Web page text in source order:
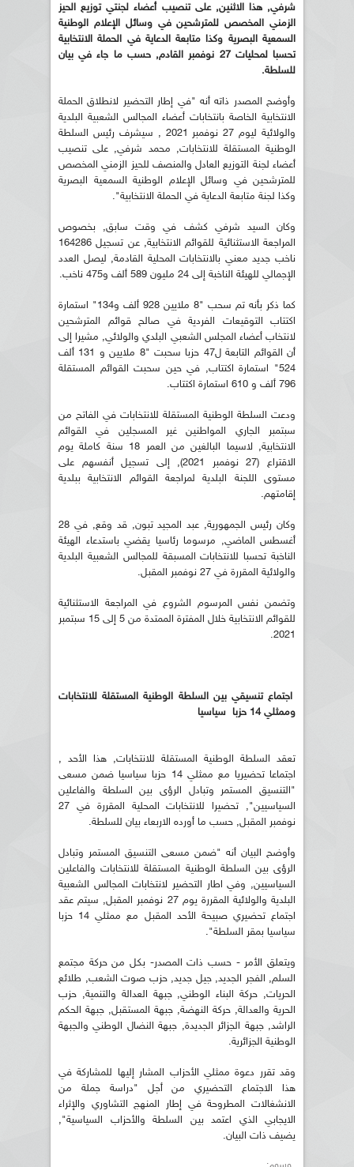
شرفي, هذا الاثنين, على تنصيب أعضاء لجنتي توزيع الحيز
الزمني المخصص للمترشحين في وسائل الإعلام الوطنية
السمعية البصرية وكذا متابعة الدعاية في الحملة الانتخابية
تحسبا لمحليات 27 نوفمبر القادم, حسب ما جاء في بيان
للسلطة.
وأوضح المصدر ذاته أنه "في إطار التحضير لانطلاق الحملة
الانتخابية الخاصة بانتخابات أعضاء المجالس الشعبية البلدية
والولائية ليوم 27 نوفمبر 2021 , سيشرف رئيس السلطة
الوطنية المستقلة للانتخابات, محمد شرفي, على تنصيب
أعضاء لجنة التوزيع العادل والمنصف للحيز الزمني المخصص
للمترشحين في وسائل الإعلام الوطنية السمعية البصرية
وكذا لجنة متابعة الدعاية في الحملة الانتخابية".
وكان السيد شرفي كشف في وقت سابق, بخصوص
المراجعة الاستثنائية للقوائم الانتخابية, عن تسجيل 164286
ناخب جديد معني بالانتخابات المحلية القادمة, ليصل العدد
الإجمالي للهيئة الناخبة إلى 24 مليون 589 ألف و475 ناخب.
كما ذكر بأنه تم سحب "8 ملايين 928 ألف و134" استمارة
اكتتاب التوقيعات الفردية في صالح قوائم المترشحين
لانتخاب أعضاء المجلس الشعبي البلدي والولائي, مشيرا إلى
أن القوائم التابعة ل47 حزبا سحبت "8 ملايين و 131 ألف
524" استمارة اكتتاب, في حين سحبت القوائم المستقلة
796 ألف و 610 استمارة اكتتاب.
ودعت السلطة الوطنية المستقلة للانتخابات في الفاتح من
سبتمبر الجاري المواطنين غير المسجلين في القوائم
الانتخابية, لاسيما البالغين من العمر 18 سنة كاملة يوم
الاقتراع (27 نوفمبر 2021), إلى تسجيل أنفسهم على
مستوى اللجنة البلدية لمراجعة القوائم الانتخابية ببلدية
إقامتهم.
وكان رئيس الجمهورية, عبد المجيد تبون, قد وقع, في 28
أغسطس الماضي, مرسوما رئاسيا يقضي باستدعاء الهيئة
الناخبة تحسبا للانتخابات المسبقة للمجالس الشعبية البلدية
والولائية المقررة في 27 نوفمبر المقبل.
وتضمن نفس المرسوم الشروع في المراجعة الاستثنائية
للقوائم الانتخابية خلال المفترة الممتدة من 5 إلى 15 سبتمبر
2021.
اجتماع تنسيقي بين السلطة الوطنية المستقلة للانتخابات
وممثلي 14 حزبا سياسيا
تعقد السلطة الوطنية المستقلة للانتخابات, هذا الأحد ,
اجتماعا تحضيريا مع ممثلي 14 حزبا سياسيا ضمن مسعى
"التنسيق المستمر وتبادل الرؤى بين السلطة والفاعلين
السياسيين", تحضيرا للانتخابات المحلية المقررة في 27
نوفمبر المقبل, حسب ما أورده الاربعاء بيان للسلطة.
وأوضح البيان أنه "ضمن مسعى التنسيق المستمر وتبادل
الرؤى بين السلطة الوطنية المستقلة للانتخابات والفاعلين
السياسيين, وفي اطار التحضير لانتخابات المجالس الشعبية
البلدية والولائية المقررة يوم 27 نوفمبر المقبل, سيتم عقد
اجتماع تحضيري صبيحة الأحد المقبل مع ممثلي 14 حزبا
سياسيا بمقر السلطة".
ويتعلق الأمر - حسب ذات المصدر- بكل من حركة مجتمع
السلم, الفجر الجديد, جيل جديد, حزب صوت الشعب, طلائع
الحريات, حركة البناء الوطني, جبهة العدالة والتنمية, حزب
الحرية والعدالة, حركة النهضة, جبهة المستقبل, جبهة الحكم
الراشد, جبهة الجزائر الجديدة, جبهة النضال الوطني والجبهة
الوطنية الجزائرية.
وقد تقرر دعوة ممثلي الأحزاب المشار إليها للمشاركة في
هذا الاجتماع التحضيري من أجل "دراسة جملة من
الانشغالات المطروحة في إطار المنهج التشاوري والإثراء
الايجابي الذي اعتمد بين السلطة والأحزاب السياسية",
يضيف ذات البيان.